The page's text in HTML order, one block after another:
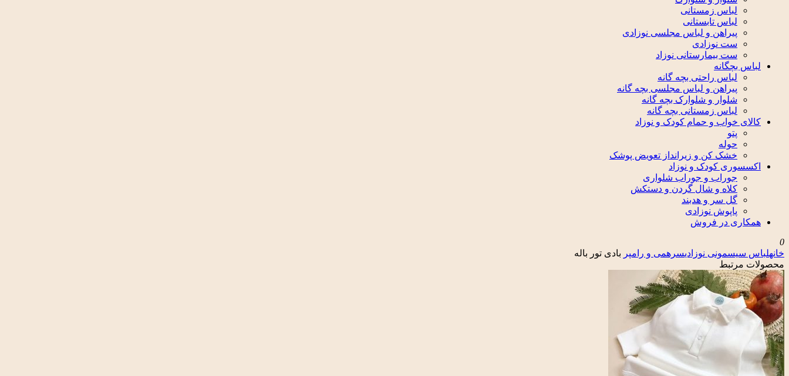
لباس زمستانی
لباس تابستانی
پیراهن و لباس مجلسی نوزادی
ست نوزادی
ست بیمارستانی نوزاد
لباس بچگانه
لباس راحتی بچه گانه
پیراهن و لباس مجلسی بچه گانه
شلوار و شلوارک بچه گانه
لباس زمستانی بچه گانه
کالای خواب و حمام کودک و نوزاد
پتو
حوله
خشک کن و زیرانداز تعویض پوشک
اکسسوری کودک و نوزاد
جوراب و جوراب شلواری
کلاه و شال گردن و دستکش
گل سر و هدبند
پاپوش نوزادی
همکاری در فروش
0
خانهلباس سیسمونی نوزادیسرهمی و رامپر بادی تور باله
محصولات مرتبط